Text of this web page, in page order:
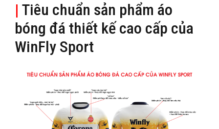
| Tiêu chuẩn sản phẩm áo
bóng đá thiết kế cao cấp của
WinFly Sport